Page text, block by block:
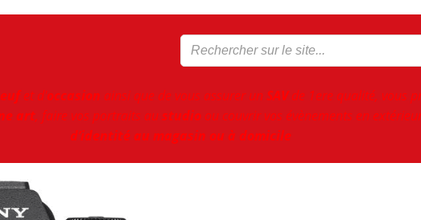
et d'occasion ainsi que de vous assurer un SAVde 1ere qualité, vous
art, faire vos portraits austudio ou couvrir vos évènements en
d’identité au magasin ou à domicile